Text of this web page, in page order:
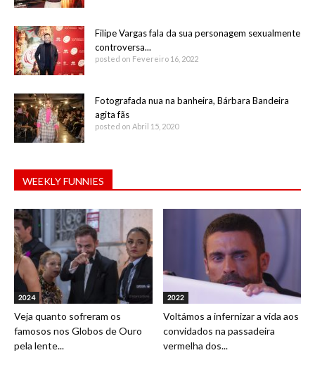
Filipe Vargas fala da sua personagem sexualmente
controversa...
posted on Fevereiro 16, 2022
Fotografada nua na banheira, Bárbara Bandeira
agita fãs
posted on Abril 15, 2020
WEEKLY FUNNIES
2024
Veja quanto sofreram os
famosos nos Globos de Ouro
pela lente...
2022
Voltámos a infernizar a vida aos
convidados na passadeira
vermelha dos...